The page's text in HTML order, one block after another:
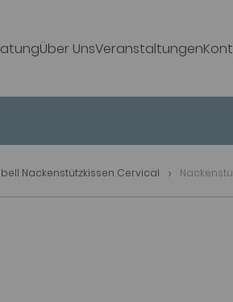
Über UnsVeranstaltungen
Nackenstützkissen Cervical